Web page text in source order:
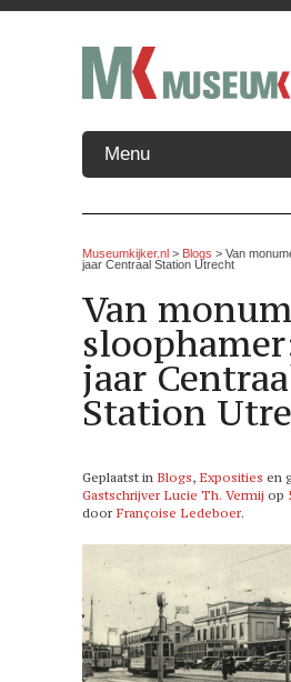
Menu
Museumkijker.nl > Blogs > Van
jaar Centraal Station Utrecht
Van
jaar
Station
Geplaatst in Blogs, Exposities en
Gastschrijver Lucie Th. Vermij op
door Françoise Ledeboer.